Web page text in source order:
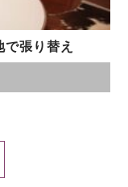
張り替え